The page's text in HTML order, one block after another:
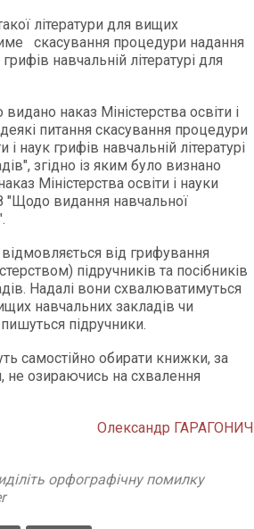
літератури для вищих
скасування процедури надання
навчальній літературі для
наказ Міністерства освіти і
питання скасування процедури
наук грифів навчальній літературі
згідно із яким було визнано
Міністерства освіти і науки
"Щодо видання навчальної
від грифування
підручників та посібників
Надалі вони схвалюватимуться
навчальних закладів чи
підручники.
самостійно обирати книжки, за
не озираючись на схвалення
Олександр ГАРАГОНИЧ
орфографічну помилку